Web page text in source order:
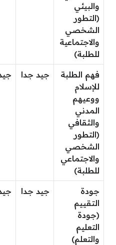
والبيئي
(التطور
الشخصي
والاجتماعية
للطلبة)
فهم الطلبة
للإسلام
ووعيهم
المدني
والثقافي
(التطور
الشخصي
والاجتماعي
للطلبة)
جيد جدا
جودة
التقييم
(جودة
التعليم
والتعلم)
جيد جدا